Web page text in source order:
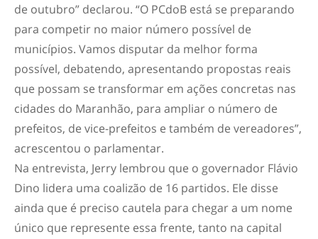
de outubro” declarou. “O PCdoB está se preparando
para competir no maior número possível de
municípios. Vamos disputar da melhor forma
possível, debatendo, apresentando propostas reais
que possam se transformar em ações concretas nas
cidades do Maranhão, para ampliar o número de
prefeitos, de vice-prefeitos e também de vereadores”,
acrescentou o parlamentar.
Na entrevista, Jerry lembrou que o governador Flávio
Dino lidera uma coalizão de 16 partidos. Ele disse
ainda que é preciso cautela para chegar a um nome
único que represente essa frente, tanto na capital